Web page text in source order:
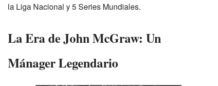
la Liga Nacional y 5 Series Mundiales.
La Era de John McGraw: Un
Mánager Legendario